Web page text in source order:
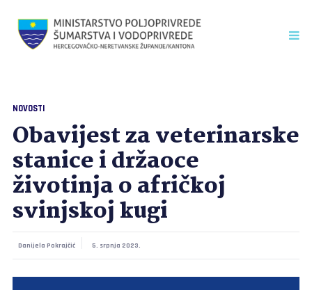
NOVOSTI
Obavijest za veterinarske
stanice i držaoce
životinja o afričkoj
svinjskoj kugi
Danijela Pokrajčić 5. srpnja 2023.